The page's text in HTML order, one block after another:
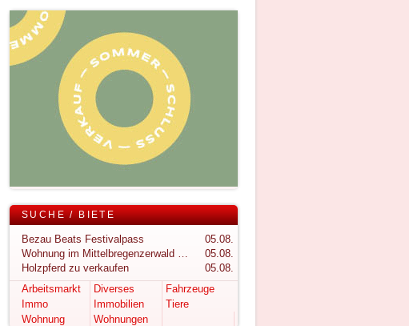
SUCHE / BIETE
Bezau Beats Festivalpass
05.08.
Wohnung im Mittelbregenzerwald gesucht!
05.08.
Holzpferd zu verkaufen
05.08.
Arbeitsmarkt
Diverses
Fahrzeuge
Immo
Immobilien
Tiere
Wohnung
Wohnungen